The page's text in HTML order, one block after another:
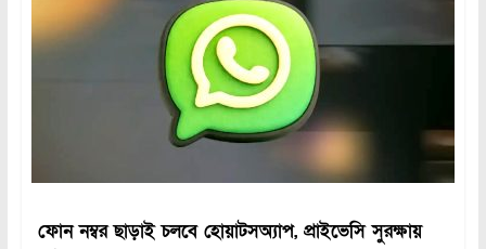
ফোন নম্বর ছাড়াই চলবে হোয়াটসঅ্যাপ, প্রাইভেসি সুরক্ষায়